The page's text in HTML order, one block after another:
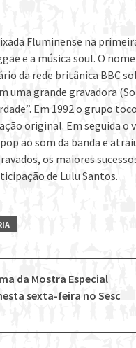
Fluminense na
e a música soul. O
da rede britânica BBC
grande gravadora
Em 1992 o grupo
original. Em seguida
ao som da banda e
os maiores
de Lulu Santos.
da Mostra Especial
sexta-feira no Sesc